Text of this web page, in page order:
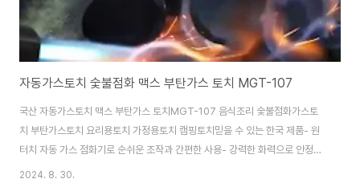
자동가스토치 숯불점화 맥스 부탄가스 토치 MGT-107
국산 자동가스토치 맥스 부탄가스 토치MGT-107 음식조리 숯불점화가스토
치 부탄가스토치 요리용토치 가정용토치 캠핑토치믿을 수 있는 한국 제품- 원
터치 자동 가스 점화기로 순쉬운 조작과 간편한 사용- 강력한 화력으로 안정적
으로 높은 온도의 불꽃 유지- 안전하고 깔끔한 디자인- 다양한 용도로 사용*
2024. 8. 30.